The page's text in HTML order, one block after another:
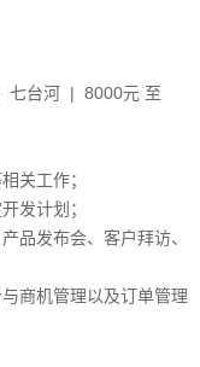
台河 | 8000元 至
关工作；
发计划；
品发布会、客户拜访、
商机管理以及订单管理